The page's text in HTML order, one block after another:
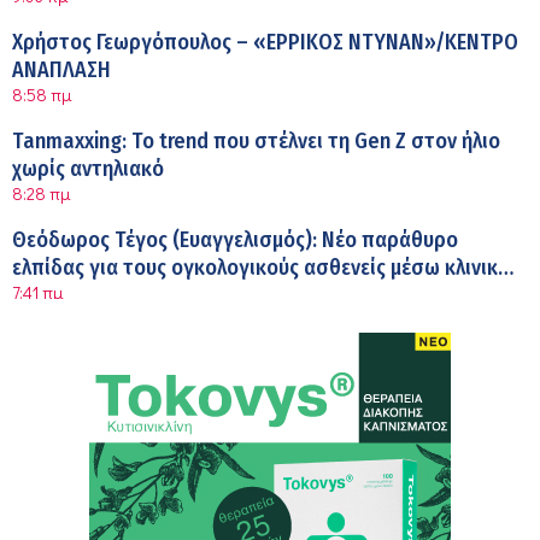
Χρήστος Γεωργόπουλος – «ΕΡΡΙΚΟΣ ΝΤΥΝΑΝ»/ΚΕΝΤΡΟ
ΑΝΑΠΛΑΣΗ
8:58 πμ
Tanmaxxing: To trend που στέλνει τη Gen Z στον ήλιο
χωρίς αντηλιακό
8:28 πμ
Θεόδωρος Τέγος (Ευαγγελισμός): Νέο παράθυρο
ελπίδας για τους ογκολογικούς ασθενείς μέσω κλινικών
δοκιμών
7:41 πμ
Ασφάλεια στο νερό: 8 χρήσιμες οδηγίες από τον
Μαρίνα Ραυτοπούλου (ΙΑΤΡΙΚΟ ΚΕΝΤΡΟ): Εκπαίδευση
στον διαβήτη – Ένας πυλώνας της σύγχρονης
φροντίδας